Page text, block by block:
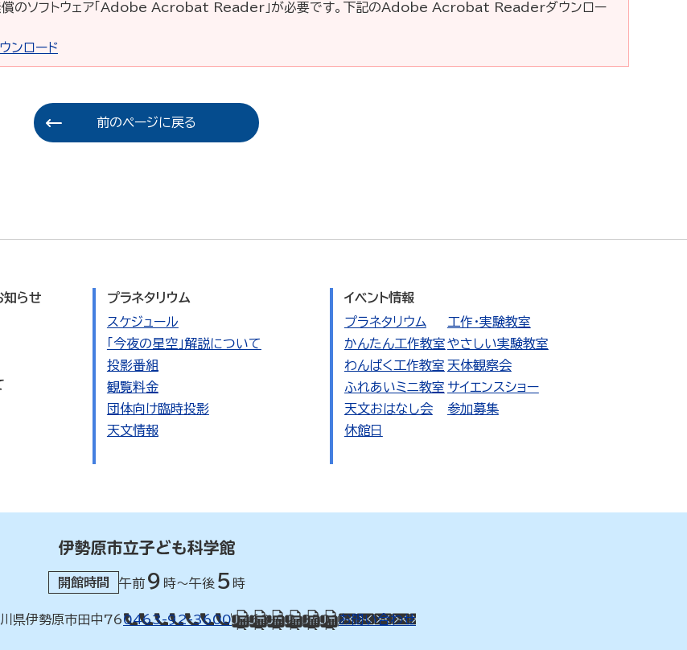
のソフトウェア「Adobe Acrobat Reader」が必要です。下記のAdobe Acrobat Readerダウンロー
ロード
前のページに戻る
知らせ
プラネタリウム
スケジュール
「今夜の星空」解説について
投影番組
観覧料金
団体向け臨時投影
天文情報
イベント情報
プラネタリウム
工作・実験教室
かんたん工作教室やさしい実験教室
わんぱく工作教室 天体観察会
ふれあいミニ教室 サイエンスショー
天文おはなし会
参加募集
休館日
開館時間 午前 9 時～午後 5 時
伊勢原市田中760463-92-36000463-92-3501お問い合わせ